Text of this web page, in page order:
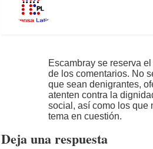
Escambray se reserva
de los comentarios. No
que sean denigrantes,
atenten contra la
social, así como los que
tema en cuestión.
Deja una respuesta